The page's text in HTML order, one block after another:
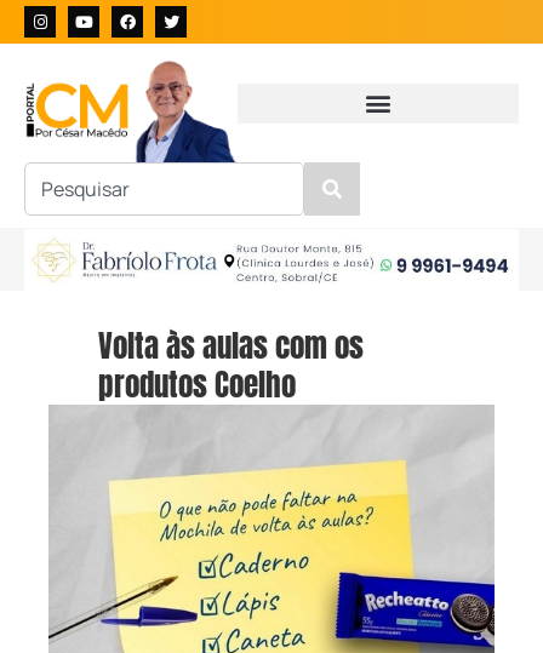
Volta às aulas com os
produtos Coelho